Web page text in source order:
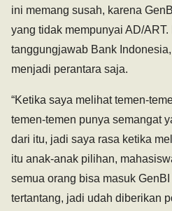
ini memang susah, karena
yang tidak mempunyai AD/
tanggungjawab Bank
menjadi perantara saja.
“Ketika saya melihat temen-
temen-temen punya semangat
dari itu, jadi saya rasa ketika
itu anak-anak pilihan,
semua orang bisa masuk
tertantang, jadi udah diberikan